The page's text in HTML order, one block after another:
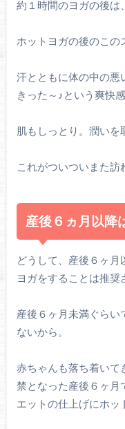
約１時間のヨガの後は
ホットヨガの後のこの
汗とともに体の中の悪
きった～♪という爽快
肌もしっとり。潤いを
これがついついまた訪
産後６ヵ月以降
どうして、産後６ヶ月
ヨガをすることは推奨
産後６ヶ月未満ぐらい
ないから。
赤ちゃんも落ち着いて
禁となった産後６ヶ月
エットの仕上げにホッ